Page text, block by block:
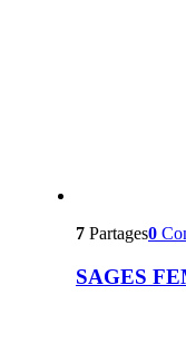
7 Partages0
SAGES